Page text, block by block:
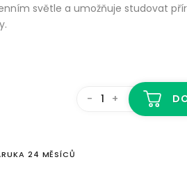
světle a umožňuje studovat
- +
24 MĚSÍCŮ